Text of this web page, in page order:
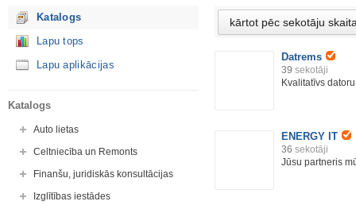
Katalogs
Lapu tops
Lapu aplikācijas
Katalogs
Auto lietas
Celtniecība un Remonts
Finanšu, juridiskās konsultācijas
Izglītības iestādes
Datrems
39 sekotāji
Kvalitatīvs
ENERGY IT
36 sekotāji
Jūsu partneris